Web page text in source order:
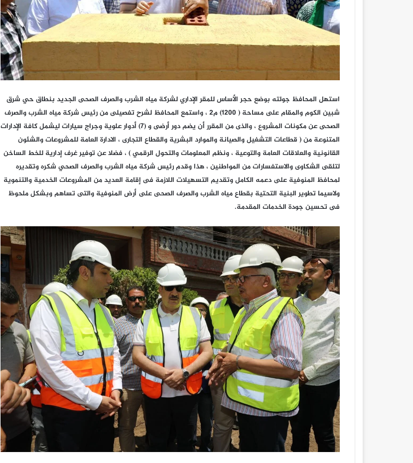
استهل المحافظ جولته بوضع حجر الأساس للمقر الإداري لشركة مياه الشرب والصرف الصحى الجديد بنطاق حي شرق
شبين الكوم والمقام على مساحة ( 1200) م2 ، واستمع المحافظ لشرح تفصيلى من رئيس شركة مياه الشرب والصرف
الصحى عن مكونات المشروع ، والذى من المقرر أن يضم دور أرضى و (7) أدوار علوية وجراج سيارات ليشمل كافة الإدارات
المتنوعة من ( قطاعات التشغيل والصيانة والموارد البشرية والقطاع التجارى ، الادارة العامة للمشروعات والشئون
القانونية والعلاقات العامة والتوعية ، ونظم المعلومات والتحول الرقمي ) ، فضلا عن توفير غرف إدارية للخط الساخن
لتلقى الشكاوى والاستفسارات من المواطنين ، هذا وقدم رئيس شركة مياه الشرب والصرف الصحي شكره وتقديره
لمحافظ المنوفية على دعمه الكامل وتقديم التسهيلات اللازمة فى إقامة العديد من المشروعات الخدمية والتنموية
ولاسيما تطوير البنية التحتية بقطاع مياه الشرب والصرف الصحى على أرض المنوفية والتى تساهم وبشكل ملحوظ
فى تحسين جودة الخدمات المقدمة.